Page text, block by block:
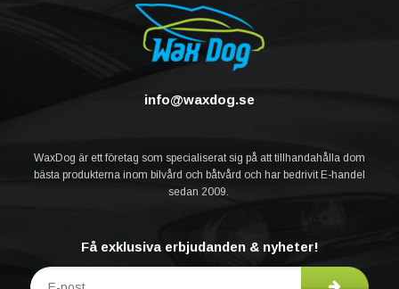
info@waxdog.se
WaxDog är ett företag som specialiserat sig på att tillhandahålla dom
bästa produkterna inom bilvård och båtvård och har bedrivit E-handel
sedan 2009.
Få exklusiva erbjudanden & nyheter!